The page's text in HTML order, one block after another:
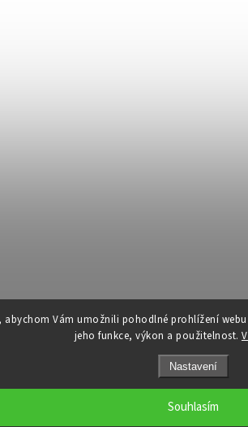
abychom Vám umožnili pohodlné prohlížení
jeho funkce, výkon a použitelnost.
Nastavení
Souhlasím